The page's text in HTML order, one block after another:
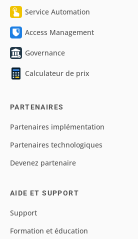
Service Automation
Access Management
Governance
Calculateur de prix
PARTENAIRES
Partenaires implémentation
Partenaires technologiques
Devenez partenaire
AIDE ET SUPPORT
Support
Formation et éducation